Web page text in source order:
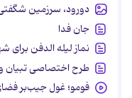
دورود، سرزمین
جان فدا
نماز لیله الدفن
طرح اختصاصی تبیان
فومو؛ غول جیب‌بر